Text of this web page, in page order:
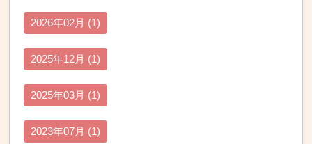
2026年02月 (1)
2025年12月 (1)
2025年03月 (1)
2023年07月 (1)